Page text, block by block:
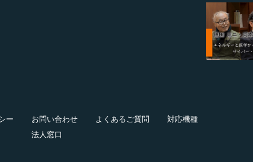
ー お問い合わせ よくあるご質問
対応機種
法人窓口